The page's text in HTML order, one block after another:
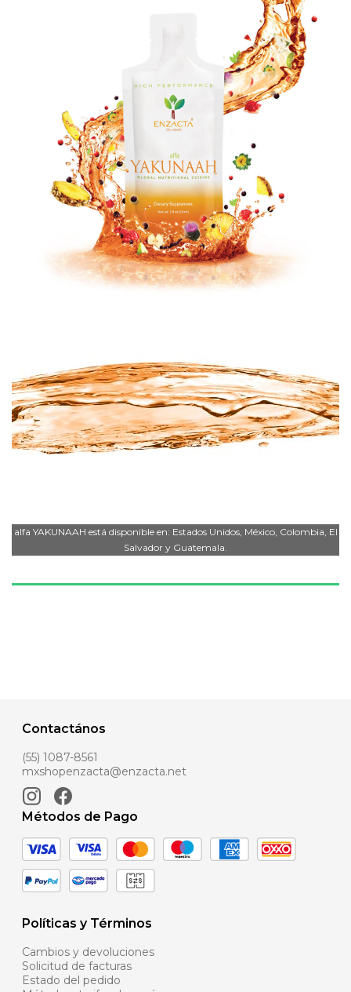
alfa YAKUNAAH está disponible en: Estados Unidos, México, Colombia, El
Salvador y Guatemala.
Contactános
(55) 1087-8561
mxshopenzacta@enzacta.net
Métodos de Pago
Políticas y Términos
Cambios y devoluciones
Solicitud de facturas
Estado del pedido